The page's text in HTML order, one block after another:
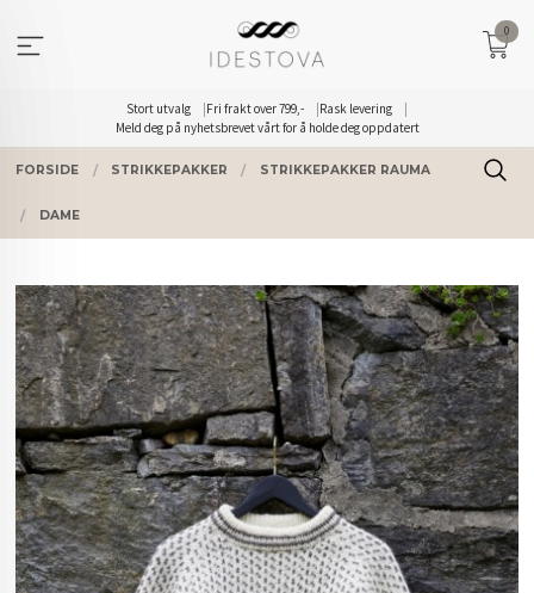
innholdet
Stort utvalg Fri frakt over 799,-
Rask levering
Meld deg på nyhetsbrevet vårt for å holde deg oppdatert
0
FORSIDE STRIKKEPAKKER STRIKKEPAKKER RAUMA
DAME